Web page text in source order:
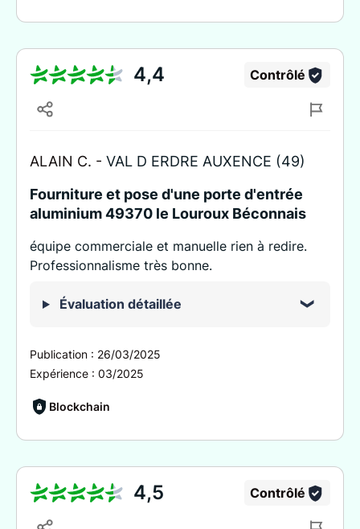
4,4 Contrôlé
ALAIN C. - VAL D ERDRE AUXENCE (49)
Fourniture et pose d'une porte d'entrée
aluminium 49370 le Louroux Béconnais
équipe commerciale et manuelle rien à redire.
Professionnalisme très bonne.
Évaluation détaillée
Publication : 26/03/2025
Expérience : 03/2025
Blockchain
4,5 Contrôlé